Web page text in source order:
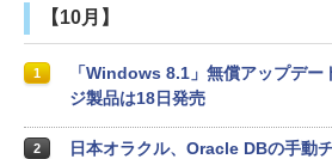
【10月】
1
「Windows 8.1」無償アップデー
ジ製品は18日発売
2
日本オラクル、Oracle DBの手動